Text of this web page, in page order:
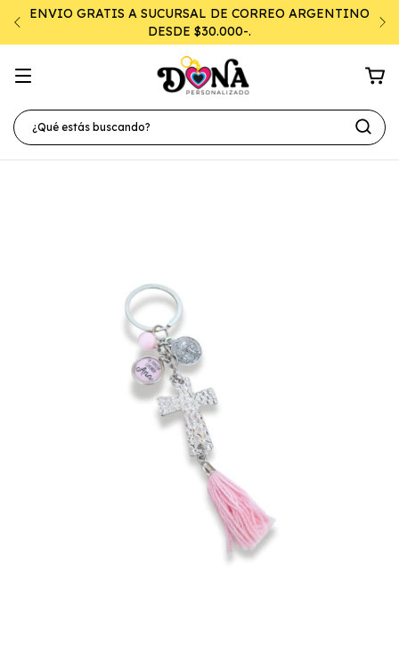
ENVIO GRATIS A SUCURSAL DE CORREO ARGENTINO
DESDE $30.000-.